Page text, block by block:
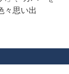
々思い出